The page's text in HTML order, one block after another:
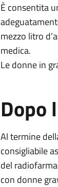
È consentita
mezzo litro
medica.
Le donne in
Dopo
Al termine
consigliabile
del
con donne